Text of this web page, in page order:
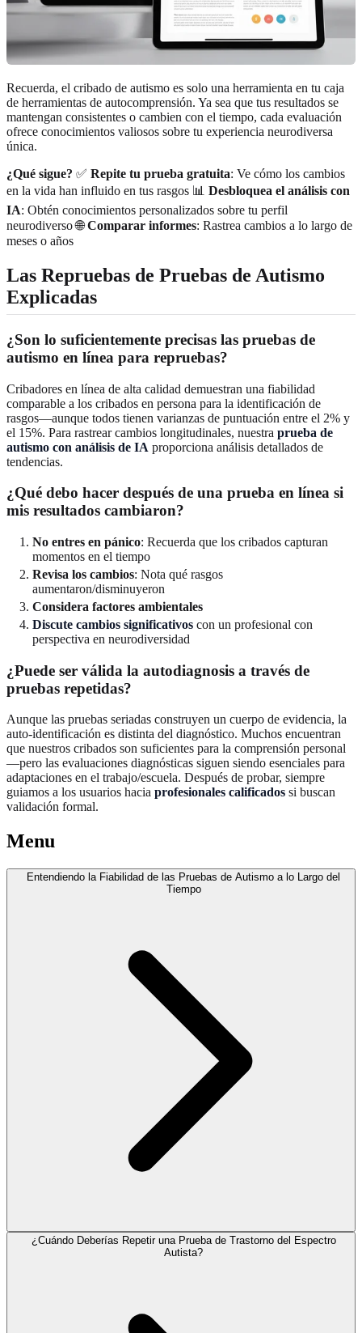
Recuerda, el cribado de autismo es solo una herramienta en tu caja
de herramientas de autocomprensión. Ya sea que tus resultados se
mantengan consistentes o cambien con el tiempo, cada evaluación
ofrece conocimientos valiosos sobre tu experiencia neurodiversa
única.
¿Qué sigue? ✅ Repite tu prueba gratuita: Ve cómo los cambios
en la vida han influido en tus rasgos 📊 Desbloquea el análisis con
IA: Obtén conocimientos personalizados sobre tu perfil
neurodiverso 🌐Comparar informes: Rastrea cambios a lo largo de
meses o años
Las Repruebas de Pruebas de Autismo
Explicadas
¿Son lo suficientemente precisas las pruebas de
autismo en línea para repruebas?
Cribadores en línea de alta calidad demuestran una fiabilidad
comparable a los cribados en persona para la identificación de
rasgos—aunque todos tienen varianzas de puntuación entre el 2% y
el 15%. Para rastrear cambios longitudinales, nuestra prueba de
autismo con análisis de IA proporciona análisis detallados de
tendencias.
¿Qué debo hacer después de una prueba en línea si
mis resultados cambiaron?
No entres en pánico: Recuerda que los cribados capturan
momentos en el tiempo
Revisa los cambios: Nota qué rasgos
aumentaron/disminuyeron
Considera factores ambientales
Discute cambios significativos con un profesional con
perspectiva en neurodiversidad
¿Puede ser válida la autodiagnosis a través de
pruebas repetidas?
Aunque las pruebas seriadas construyen un cuerpo de evidencia, la
auto-identificación es distinta del diagnóstico. Muchos encuentran
que nuestros cribados son suficientes para la comprensión personal
—pero las evaluaciones diagnósticas siguen siendo esenciales para
adaptaciones en el trabajo/escuela. Después de probar, siempre
guiamos a los usuarios hacia profesionales calificados si buscan
validación formal.
Menu
Entendiendo la Fiabilidad de las Pruebas de Autismo a lo Largo del
Tiempo
¿Cuándo Deberías Repetir una Prueba de Trastorno del Espectro
Autista?